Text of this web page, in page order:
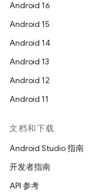
Android 16
Android 15
Android 14
Android 13
Android 12
Android 11
文档和下载
Android Studio 指南
开发者指南
API 参考